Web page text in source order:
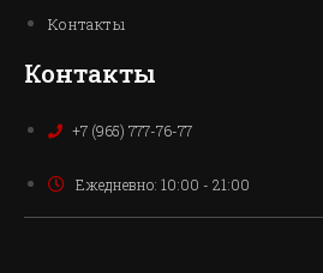
Контакты
Контакты
+7 (965) 777-76-77
Ежедневно: 10:00 - 21:00